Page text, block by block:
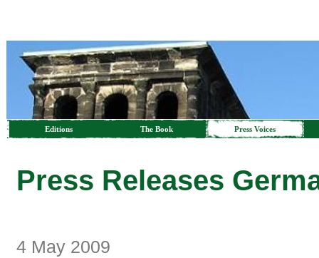
Editions The Book Press Voices
Press Releases
4 May 2009